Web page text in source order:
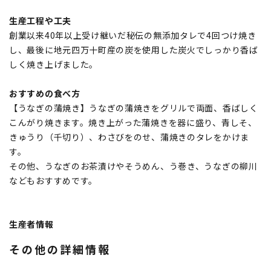
生産工程や工夫
創業以来40年以上受け継いだ秘伝の無添加タレで4回つけ焼き
し、最後に地元四万十町産の炭を使用した炭火でしっかり香ば
しく焼き上げました。
おすすめの食べ方
【うなぎの蒲焼き】うなぎの蒲焼きをグリルで両面、香ばしく
こんがり焼きます。焼き上がった蒲焼きを器に盛り、青しそ、
きゅうり（千切り）、わさびをのせ、蒲焼きのタレをかけま
す。
その他、うなぎのお茶漬けやそうめん、う巻き、うなぎの柳川
などもおすすめです。
生産者情報
その他の詳細情報